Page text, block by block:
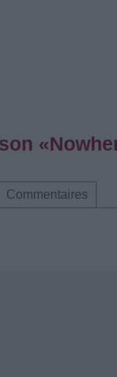
Commentaires